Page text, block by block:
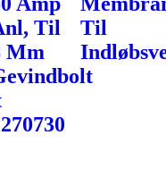
Til
Mm
Til